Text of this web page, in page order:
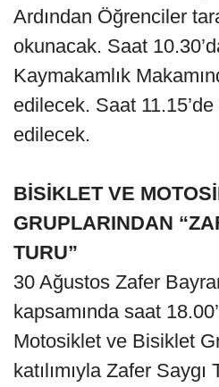
Ardından Öğrenciler
okunacak. Saat
Kaymakamlık
edilecek. Saat
edilecek.
BİSİKLET VE
GRUPLARINDAN
TURU”
30 Ağustos Zafer
kapsamında saat
Motosiklet ve Bisiklet
katılımıyla Zafer